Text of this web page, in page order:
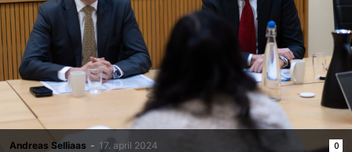
Andreas Selliaas - 17. april 2024 0